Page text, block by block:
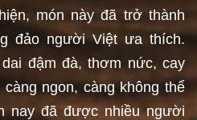
món này đã trở thành
đảo người Việt ưa thích.
đậm đà, thơm nức, cay
ngon, càng không thể
nay đã được nhiều người